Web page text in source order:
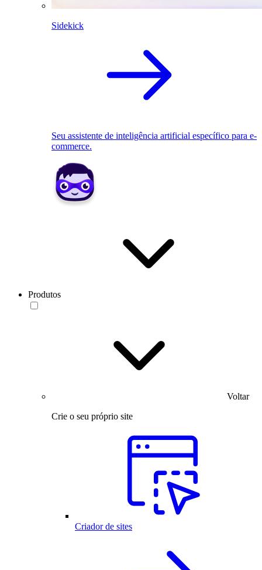
Sidekick
Seu assistente de inteligência artificial específico para e-
commerce.
Produtos
Voltar
Crie o seu próprio site
Criador de sites